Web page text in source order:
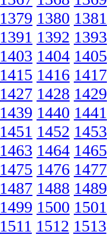
1379 1380 1381
1391 1392 1393
1403 1404 1405
1415 1416 1417
1427 1428 1429
1439 1440 1441
1451 1452 1453
1463 1464 1465
1475 1476 1477
1487 1488 1489
1499 1500 1501
1511 1512 1513